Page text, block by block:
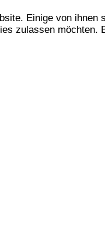
Einige von
zulassen möchten.